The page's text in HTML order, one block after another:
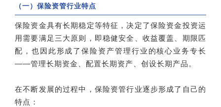
（一）保险资管行业特点
保险资金具有长期稳定等特征，决定了保险资金投资运
用需要满足三大原则，即稳健安全、收益覆盖、期限匹
配，也因此形成了保险资产管理行业的核心业务专长
——管理长期资金、配置长期资产、创设长期产品。
在不断发展的过程中，保险资管行业逐步形成了自己的
特点：